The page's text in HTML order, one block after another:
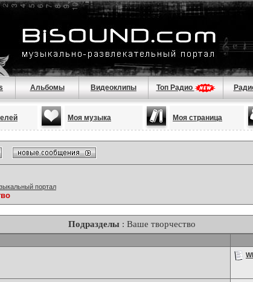
Альбомы Видеоклипы Топ Радио
Моя музыка Моя страница
портал
Подразделы : Ваше творчество